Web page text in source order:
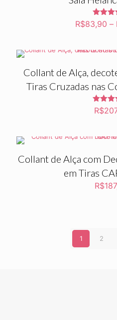
5.00
R$83,90 –
Collant de Alça,
Tiras Cruzadas nas
5.00
R$
Collant de Alça com
em Tiras
R$
1 2